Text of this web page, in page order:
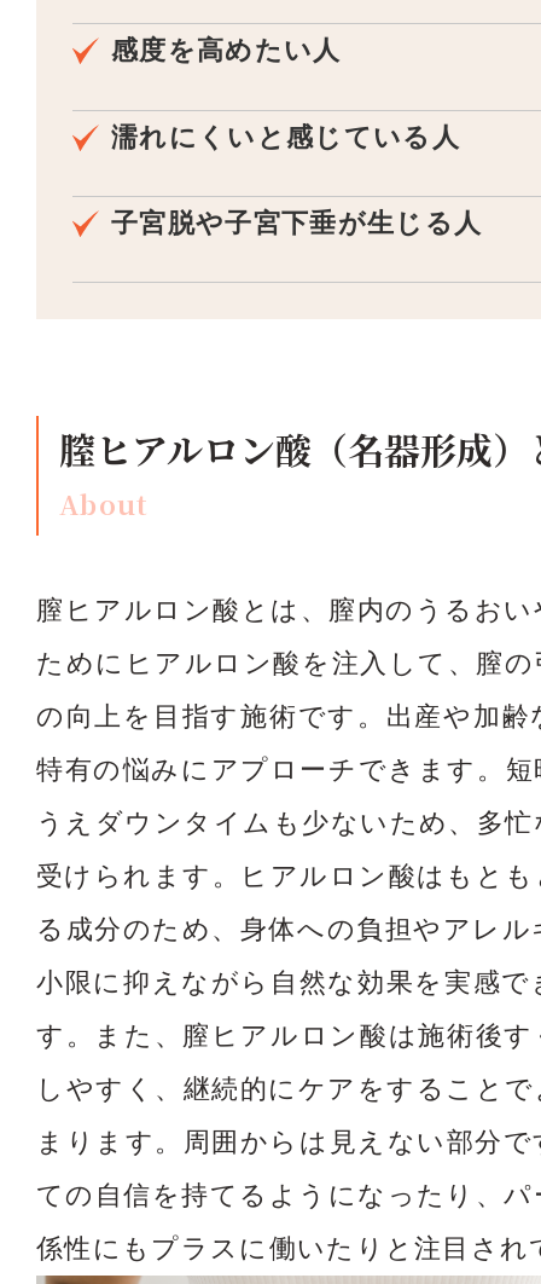
感度を高めたい人
濡れにくいと感じている人
子宮脱や子宮下垂が生じる人
膣ヒアルロン酸（名器形成）
About
膣ヒアルロン酸とは、膣内のうるお
ためにヒアルロン酸を注入して、膣
の向上を目指す施術です。出産や加
特有の悩みにアプローチできます。
うえダウンタイムも少ないため、多
受けられます。ヒアルロン酸はもと
る成分のため、身体への負担やアレ
小限に抑えながら自然な効果を実感
す。また、膣ヒアルロン酸は施術後
しやすく、継続的にケアをすること
まります。周囲からは見えない部分
ての自信を持てるようになったり、
係性にもプラスに働いたりと注目され